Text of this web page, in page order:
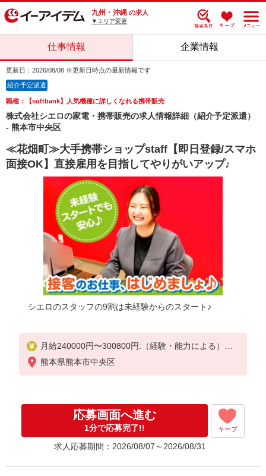
九州・沖縄 の求人
▼エリア変更
仕事情報 企業情報
更新日：2026/08/08 ※更新日時点の最新情報です
紹介予定派遣
職種：【softbank】人気機種に詳しくなれる携帯販売
株式会社シエロの家電・携帯販売の求人情報詳細（紹介予定派遣）
- 熊本市中央区
≪花畑町≫大手携帯ショップstaff【即日登録/スマホ
面接OK】直接雇用を目指してやりがいアップ♪
シエロのスタッフの9割は未経験からのスタート♪
月給240000円〜300800円:（経験・能力による）
固定残業代:37300円〜46600円（25時間相当）
※時間外勤務の有無にかかわらず固定残業代は支給
※試用期間あり4ヶ月月給25万円以上
※残業代支給
★交通費別途支給（規定あり）
゜+゜・。○。・゜+゜・。○。・゜+゜
熊本県熊本市中央区
応募画面へ進む
1分で応募完了!! キープ
求人応募期間：2026/08/07～2026/08/31